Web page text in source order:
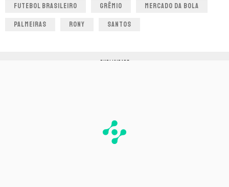
FUTEBOL BRASILEIRO GRÊMIO MERCADO DA BOLA
PALMEIRAS RONY SANTOS
PUBLICIDADE